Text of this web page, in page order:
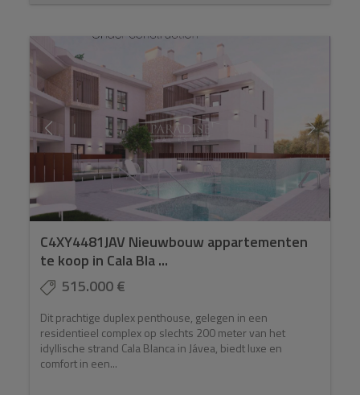
C4XY4481JAV Nieuwbouw appartementen
te koop in Cala Bla ...
515.000 €
Dit prachtige duplex penthouse, gelegen in een
residentieel complex op slechts 200 meter van het
idyllische strand Cala Blanca in Jávea, biedt luxe en
comfort in een...